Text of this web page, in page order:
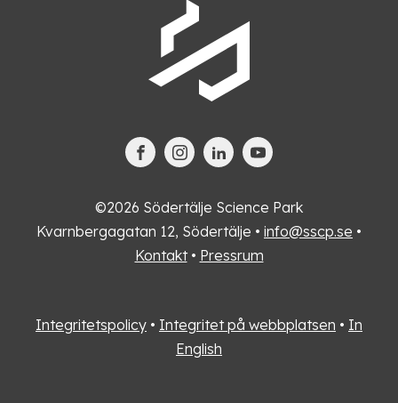
©2026 Södertälje Science Park
Kvarnbergagatan 12, Södertälje • info@sscp.se •
Kontakt• Pressrum
Integritetspolicy • Integritet på webbplatsen • In
English